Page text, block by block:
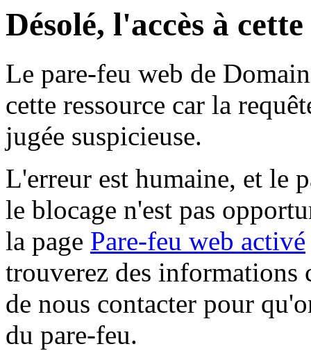
Désolé, l'accès à
Le pare-feu web de
cette ressource car la
jugée suspicieuse.
L'erreur est humaine, et le
le blocage n'est pas
la page Pare-feu web activé
trouverez des informations
de nous contacter pour
du pare-feu.